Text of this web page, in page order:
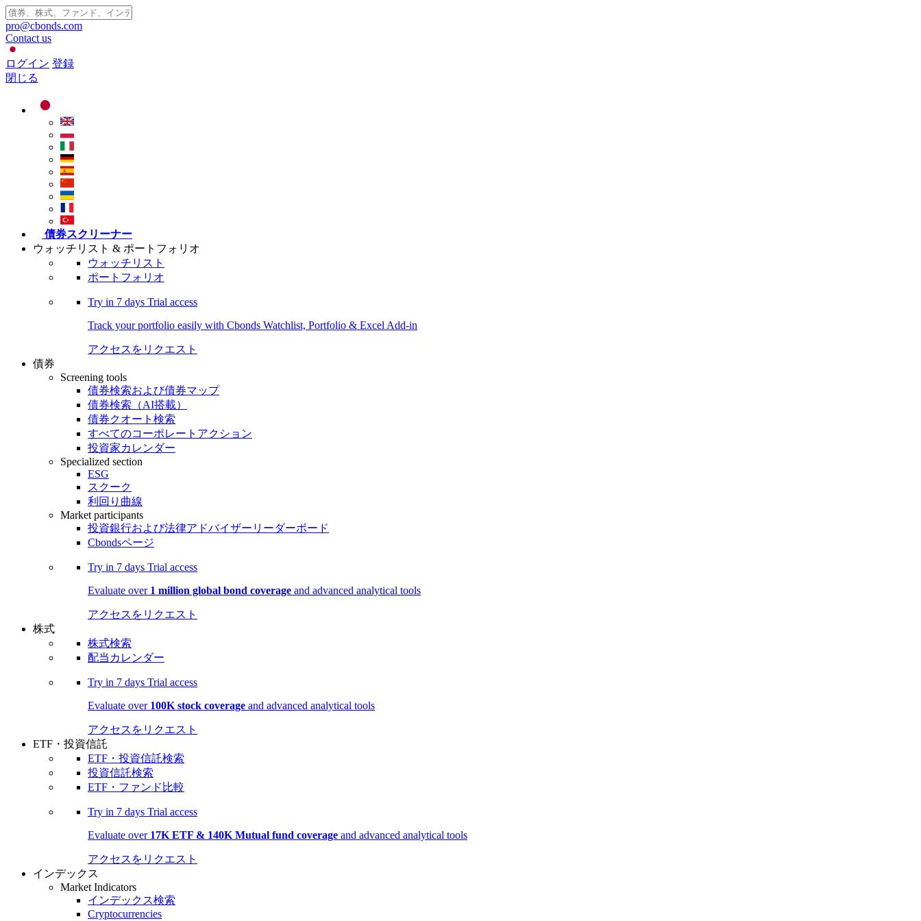
pro@cbonds.com
Contact us
ログイン 登録
閉じる
債券スクリーナー
ウォッチリスト & ポートフォリオ
ウォッチリスト
ポートフォリオ
Try in 7 days Trial access
Track your portfolio easily with Cbonds Watchlist, Portfolio & Excel Add-in
アクセスをリクエスト
債券
Screening tools
債券検索および債券マップ
債券検索（AI搭載）
債券クオート検索
すべてのコーポレートアクション
投資家カレンダー
Specialized section
ESG
スクーク
利回り曲線
Market participants
投資銀行および法律アドバイザーリーダーボード
Cbondsページ
Try in 7 days Trial access
Evaluate over 1 million global bond coverage and advanced analytical tools
アクセスをリクエスト
株式
株式検索
配当カレンダー
Try in 7 days Trial access
Evaluate over 100K stock coverage and advanced analytical tools
アクセスをリクエスト
ETF・投資信託
ETF・投資信託検索
投資信託検索
ETF・ファンド比較
Try in 7 days Trial access
Evaluate over 17K ETF & 140K Mutual fund coverage and advanced analytical tools
アクセスをリクエスト
インデックス
Market Indicators
インデックス検索
Cryptocurrencies